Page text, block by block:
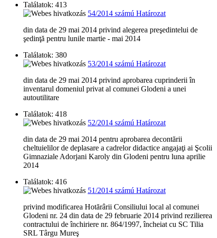
Találatok: 413
54/2014 számú Határozat
din data de 29 mai 2014 privind alegerea preşedintelui de
şedinţă pentru lunile martie - mai 2014
Találatok: 380
53/2014 számú Határozat
din data de 29 mai 2014 privind aprobarea cuprinderii în
inventarul domeniul privat al comunei Glodeni a unei
autoutilitare
Találatok: 418
52/2014 számú Határozat
din data de 29 mai 2014 pentru aprobarea decontării
cheltuielilor de deplasare a cadrelor didactice angajaţi ai Şcolii
Gimnaziale Adorjani Karoly din Glodeni pentru luna aprilie
2014
Találatok: 416
51/2014 számú Határozat
privind modificarea Hotărârii Consiliului local al comunei
Glodeni nr. 24 din data de 29 februarie 2014 privind rezilierea
contractului de închiriere nr. 864/1997, încheiat cu SC Tilia
SRL Târgu Mureş